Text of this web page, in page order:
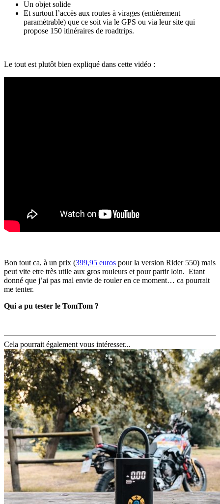
Un objet solide
Et surtout l’accès aux routes à virages (entièrement
paramétrable) que ce soit via le GPS ou via leur site qui
propose 150 itinéraires de roadtrips.
Le tout est plutôt bien expliqué dans cette vidéo :
Bon tout ca, à un prix (399,95 euros pour la version Rider 550) mais
peut vite etre très utile aux gros rouleurs et pour partir loin. Etant
donné que j’ai pas mal envie de rouler en ce moment… ca pourrait
me tenter.
Qui a pu tester le TomTom ?
Cela pourrait également vous intéresser...